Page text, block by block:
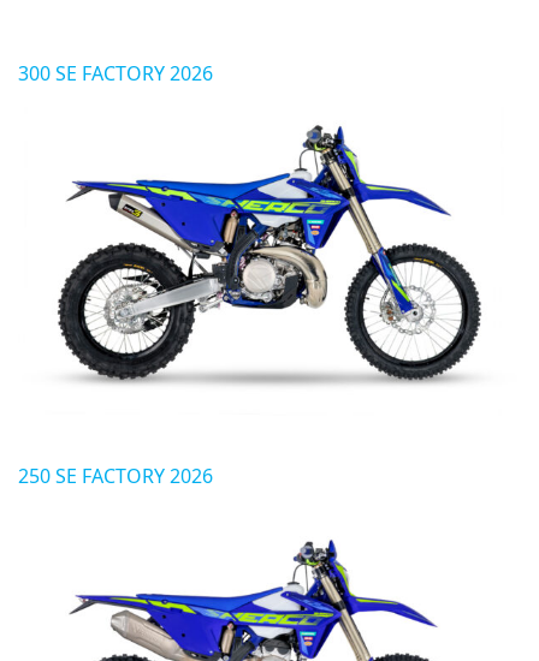
300 SE FACTORY 2026
250 SE FACTORY 2026